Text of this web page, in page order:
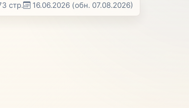
стр. 16.06.2026 (обн. 07.08.2026)